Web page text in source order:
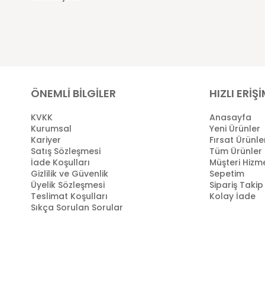
ÖNEMLİ BİLGİLER
KVKK
Kurumsal
Kariyer
Satış Sözleşmesi
İade Koşulları
Gizlilik ve Güvenlik
Üyelik Sözleşmesi
Teslimat Koşulları
Sıkça Sorulan Sorular
HIZLI
Anasayfa
Yeni Ürünler
Fırsat
Tüm Ürünler
Müşteri
Sepetim
Sipariş Takip
Kolay İade